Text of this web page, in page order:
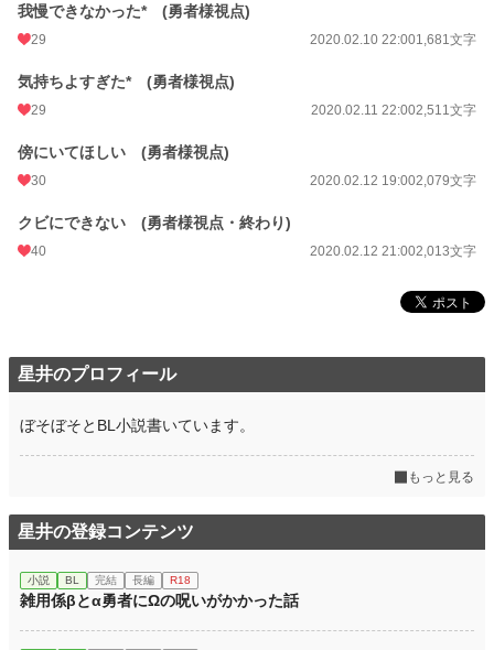
我慢できなかった* (勇者様視点)
29 2020.02.10 22:001,681文字
気持ちよすぎた* (勇者様視点)
29 2020.02.11 22:002,511文字
傍にいてほしい (勇者様視点)
30 2020.02.12 19:002,079文字
クビにできない (勇者様視点・終わり)
40 2020.02.12 21:002,013文字
星井のプロフィール
ぼそぼそとBL小説書いています。
もっと見る
星井の登録コンテンツ
小説 BL 完結 長編 R18
雑用係βとα勇者にΩの呪いがかかった話